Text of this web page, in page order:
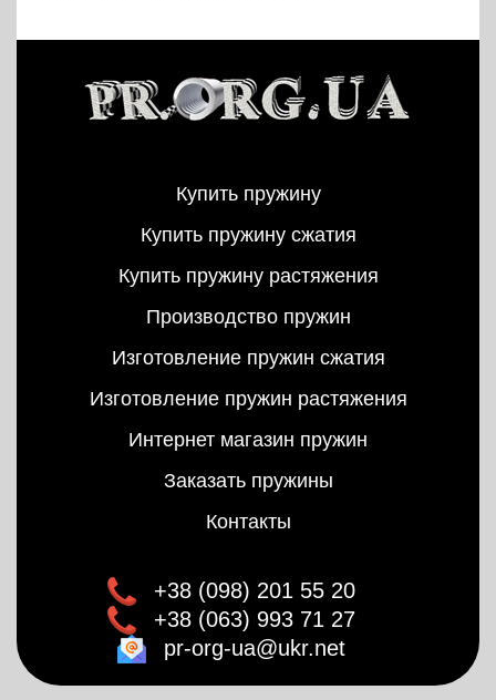
Купить пружину
Купить пружину сжатия
Купить пружину растяжения
Производство пружин
Изготовление пружин сжатия
Изготовление пружин растяжения
Интернет магазин пружин
Заказать пружины
Контакты
+38 (098) 201 55 20
+38 (063) 993 71 27
pr-org-ua@ukr.net